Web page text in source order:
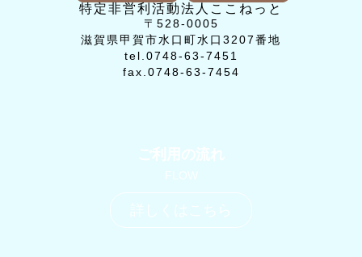
特定非営利活動法人ここねっと
〒528-0005
滋賀県甲賀市水口町水口3207番地
tel.0748-63-7451
fax.0748-63-7454
ご利用の流れ
FLOW
詳しくはこちら